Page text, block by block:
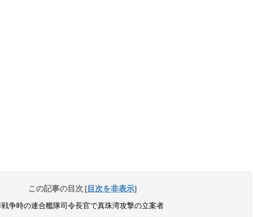
この記事の目次 [目次を非表示]
争時の連合艦隊司令長官で真珠湾攻撃の立案者